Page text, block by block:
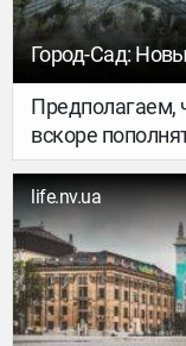
Город-Сад:
Предполагаем,
вскоре
аэропортом
больше похож
транспортный
life.nv.ua